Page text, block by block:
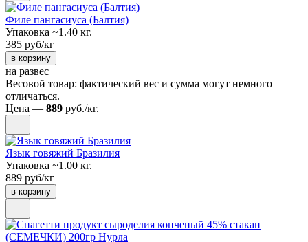
Филе пангасиуса (Балтия)
Упаковка ~1.40 кг.
385 руб/кг
в корзину
на развес
Весовой товар: фактический вес и сумма могут немного
отличаться.
Цена — 889 руб./кг.
Язык говяжий Бразилия
Упаковка ~1.00 кг.
889 руб/кг
в корзину